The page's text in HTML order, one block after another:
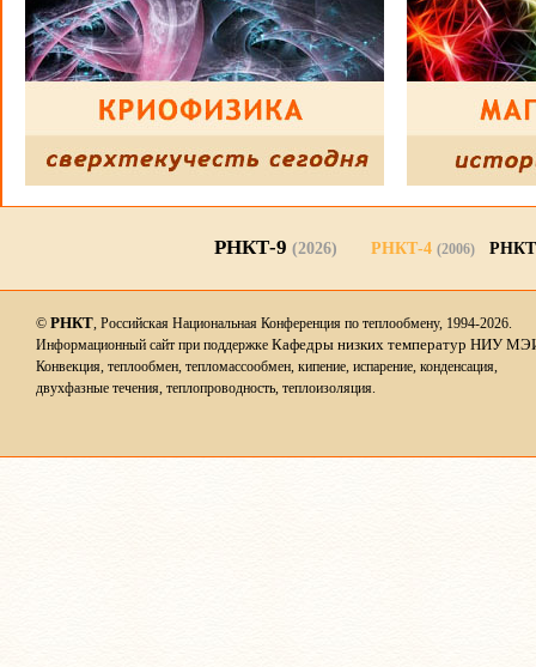
РНКТ-9 (2026) РНКТ-4 (2006)
© РНКТ, Российская Национальная Конференция по теплообмену, 1994-2026.
Информационный сайт при поддержке Кафедры низких температур НИУ
Конвекция, теплообмен, тепломассообмен, кипение, испарение, конденсация,
двухфазные течения, теплопроводность, теплоизоляция.